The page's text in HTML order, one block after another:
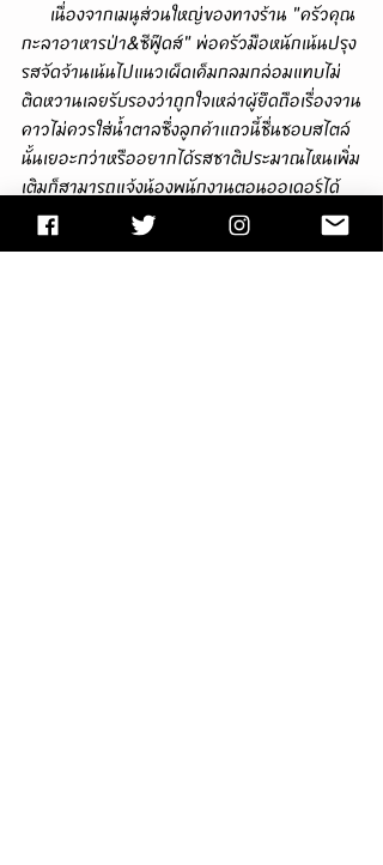
กะลาอาหารป่า&ซีฟู๊ดส์" พ่อครัวมือหนักเน้นปรุง
รสจัดจ้านเน้นไปแนวเผ็ดเค็มกลมกล่อมแทบไม่
ติดหวานเลยรับรองว่าถูกใจเหล่าผู้ยึดถือเรื่องจาน
คาวไม่ควรใส่น้ำตาลซึ่งลูกค้าแถวนี้ชื่นชอบสไตล์
นั้นเยอะกว่าหรืออยากได้รสชาติประมาณไหนเพิ่ม
เติมก็สามารถแจ้งน้องพนักงานตอนออเดอร์ได้
ทันที จึงต้องรับประทานคู่กับ "ข้าวสวยโถ" ราคา
60 บาท เมล็ดสายพันธุ์ขาวธรรมดาไม่เหนียวนุ่ม